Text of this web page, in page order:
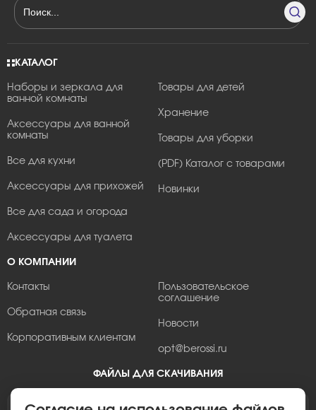
КАТАЛОГ
Наборы и зеркала для
ванной комнаты
Аксессуары для ванной
комнаты
Все для кухни
Аксессуары для прихожей
Все для сада и огорода
Аксессуары для туалета
Товары для детей
Хранение
Товары для уборки
(PDF) Каталог с товарами
Новинки
О КОМПАНИИ
Контакты
Обратная связь
Корпоративным клиентам
Пользовательское
соглашение
Новости
opt@berossi.ru
ФАЙЛЫ ДЛЯ СКАЧИВАНИЯ